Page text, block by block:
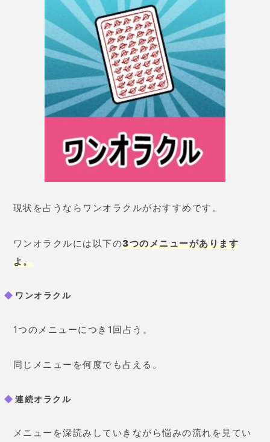
メニューを深読みしていきながら悩みの流れを見てい
解決の糸口が見つけやすいかも。
復活のワンオラクル・時のワンオラクル
1日に一度しか占えないメニュ
決断したいならセレクション
ています。